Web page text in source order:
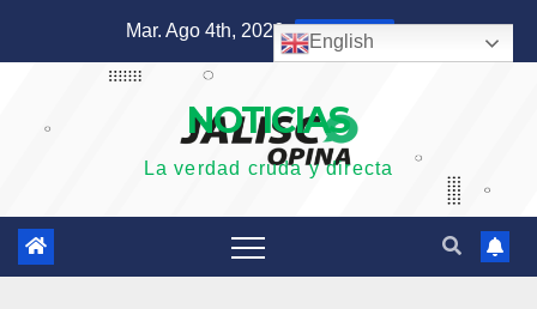
Mar. Ago 4th, 2026 8:58:44 PM
NOTICIAS
La verdad cruda y directa
English